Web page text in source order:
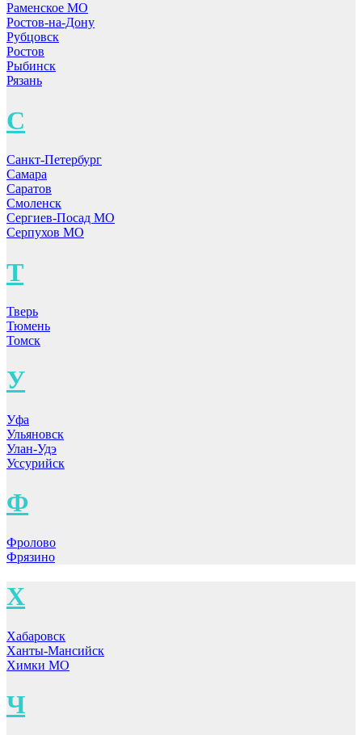
Раменское МО
Ростов-на-Дону
Рубцовск
Ростов
Рыбинск
Рязань
С
Санкт-Петербург
Самара
Саратов
Смоленск
Сергиев-Посад МО
Серпухов МО
Т
Тверь
Тюмень
Томск
У
Уфа
Ульяновск
Улан-Удэ
Уссурийск
Ф
Фролово
Фрязино
Х
Хабаровск
Ханты-Мансийск
Химки МО
Ч